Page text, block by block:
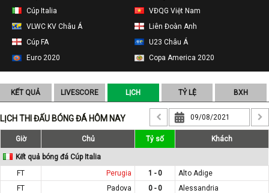
Cúp Italia
VĐQG Việt Nam
VLWC KV Châu Á
Liên Đoàn Anh
Cúp FA
U23 Châu Á
Euro 2020
Copa America 2020
KẾT QUẢ LIVESCORE LỊCH TỶ LỆ BXH
LỊCH THI ĐẤU BÓNG ĐÁ HÔM NAY
Giờ Chủ Tỷ số Khách
Kết quả bóng đá Cúp Italia
FT
Perugia 1 - 0
Alto Adige
FT
Padova 0 - 0
Alessandria